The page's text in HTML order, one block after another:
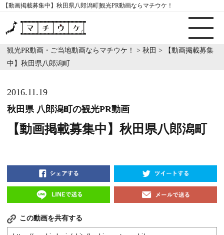
【動画掲載募集中】秋田県八郎潟町|観光PR動画ならマチウケ！
観光PR動画・ご当地動画ならマチウケ！ > 秋田 >
【動画掲載募集
中】秋田県八郎潟町
2016.11.19
秋田県 八郎潟町の観光PR動画
【動画掲載募集中】秋田県八郎潟町
この動画を共有する